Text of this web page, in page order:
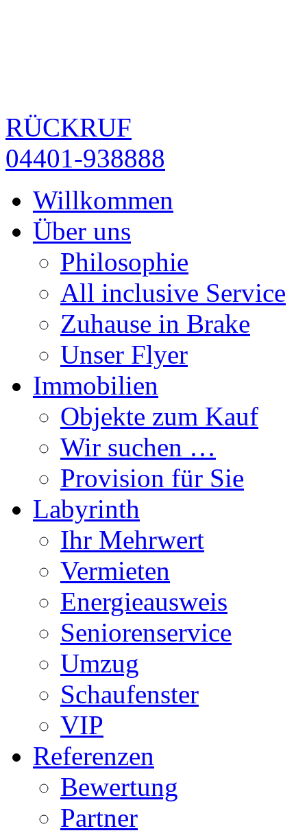
RÜCKRUF
04401-938888
Willkommen
Über uns
Philosophie
All inclusive Service
Zuhause in Brake
Unser Flyer
Immobilien
Objekte zum Kauf
Wir suchen …
Provision für Sie
Labyrinth
Ihr Mehrwert
Vermieten
Energieausweis
Seniorenservice
Umzug
Schaufenster
VIP
Referenzen
Bewertung
Partner